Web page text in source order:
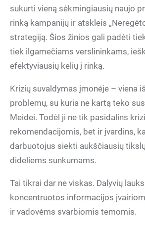
sukurti vieną sėkmingiausių naujo
rinką kampanijų ir atskleis
strategiją. Šios žinios gali padėti
tiek ilgamečiams verslininkams,
efektyviausių kelių į rinką.
Krizių suvaldymas įmonėje – viena
problemų, su kuria ne kartą teko
Meidei. Todėl ji ne tik pasidalins
rekomendacijomis, bet ir įvardins,
darbuotojus siekti aukščiausių
dideliems sunkumams.
Tai tikrai dar ne viskas. Dalyvių
koncentruotos informacijos
ir vadovėms svarbiomis temomis.